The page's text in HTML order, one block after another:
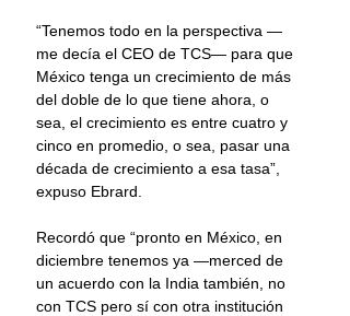
“Tenemos todo en la perspectiva —
me decía el CEO de TCS— para que
México tenga un crecimiento de más
del doble de lo que tiene ahora, o
sea, el crecimiento es entre cuatro y
cinco en promedio, o sea, pasar una
década de crecimiento a esa tasa”,
expuso Ebrard.
Recordó que “pronto en México, en
diciembre tenemos ya —merced de
un acuerdo con la India también, no
con TCS pero sí con otra institución